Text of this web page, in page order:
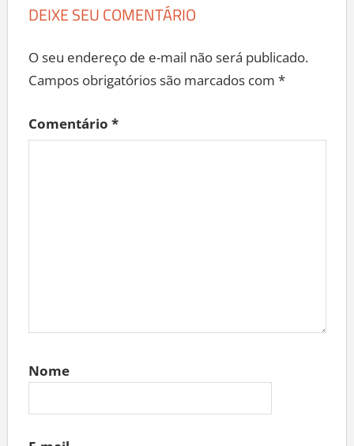
DEIXE SEU COMENTÁRIO
O seu endereço de e-mail não será publicado.
Campos obrigatórios são marcados com *
Comentário *
Nome